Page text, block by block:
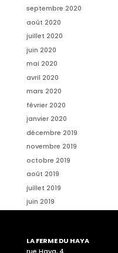
septembre 2020
août 2020
juillet 2020
juin 2020
mai 2020
avril 2020
mars 2020
février 2020
janvier 2020
décembre 2019
novembre 2019
octobre 2019
août 2019
juillet 2019
juin 2019
LA FERME DU HAYA
rue Haya, 4